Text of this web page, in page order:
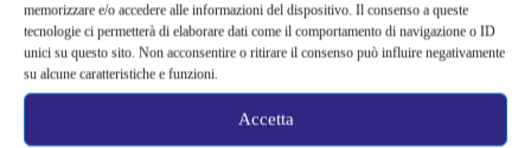
memorizzare e/o accedere alle informazioni del dispositivo. Il consenso a queste
tecnologie ci permetterà di elaborare dati come il comportamento di navigazione o ID
unici su questo sito. Non acconsentire o ritirare il consenso può influire negativamente
su alcune caratteristiche e funzioni.
Accetta
Ecco il suo racconto: “La gente mi ha sputato al supermercato
chiamandomi bullo. Mi hanno sputato in faccia, la mia famiglia
ha ricevuto minacce di morte.
E l’azienda per cui lavoro ha
ricevuto mille mail in cui veniva richiesto il mio